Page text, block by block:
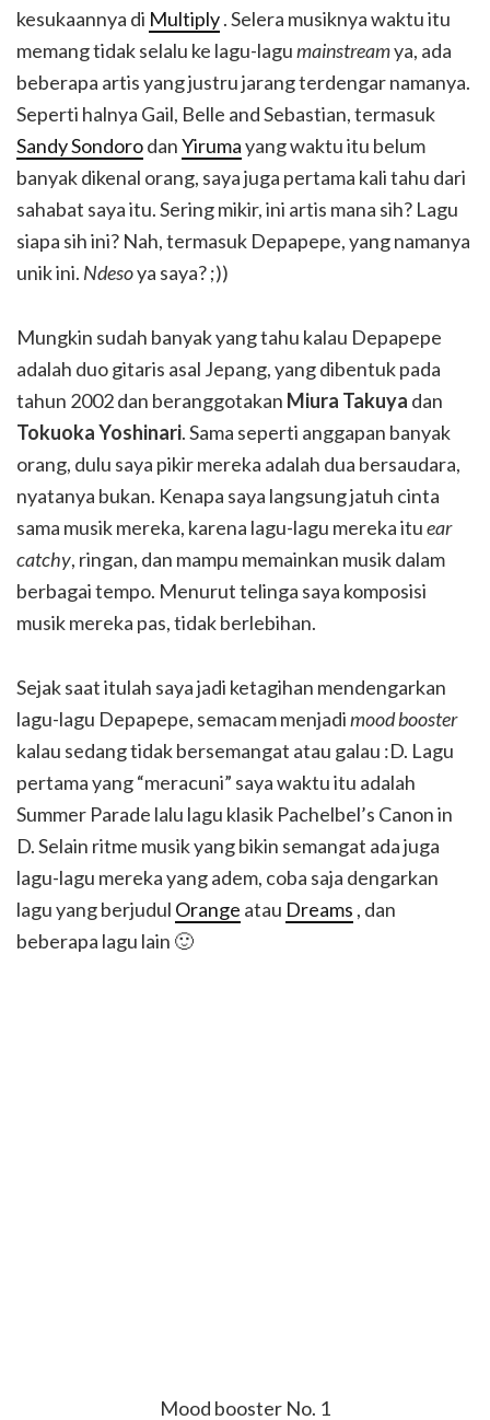
kesukaannya di Multiply. Selera musiknya waktu itu
memang tidak selalu ke lagu-lagumainstreamya, ada
beberapa artis yang justru jarang terdengar namanya.
Seperti halnya Gail, Belle and Sebastian, termasuk
Sandy SondorodanYirumayang waktu itu belum
banyak dikenal orang, saya juga pertama kali tahu dari
sahabat saya itu. Sering mikir, ini artis mana sih? Lagu
siapa sih ini? Nah, termasuk Depapepe, yang namanya
unik ini. Ndesoya saya? ;))
Mungkin sudah banyak yang tahu kalau Depapepe
adalah duo gitaris asal Jepang, yang dibentuk pada
tahun 2002 dan beranggotakan Miura Takuya dan
Tokuoka Yoshinari. Sama seperti anggapan banyak
orang, dulu saya pikir mereka adalah dua bersaudara,
nyatanya bukan. Kenapa saya langsung jatuh cinta
sama musik mereka, karena lagu-lagu mereka ituear
catchy, ringan, dan mampu memainkan musik dalam
berbagai tempo. Menurut telinga saya komposisi
musik mereka pas, tidak berlebihan.
Sejak saat itulah saya jadi ketagihan mendengarkan
lagu-lagu Depapepe, semacam menjadimood booster
kalau sedang tidak bersemangat atau galau :D. Lagu
pertama yang “meracuni” saya waktu itu adalah
Summer Parade lalu lagu klasik Pachelbel’s Canon in
D. Selain ritme musik yang bikin semangat ada juga
lagu-lagu mereka yang adem, coba saja dengarkan
lagu yang berjudul Orange atau Dreams , dan
beberapa lagu lain 🙂
Mood booster No. 1